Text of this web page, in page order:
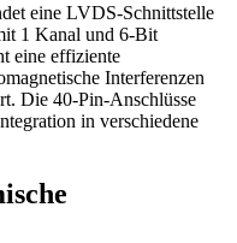
eine LVDS-Schnittstelle
1 Kanal und 6-Bit
eine effiziente
Interferenzen
Die 40-Pin-Anschlüsse
in verschiedene